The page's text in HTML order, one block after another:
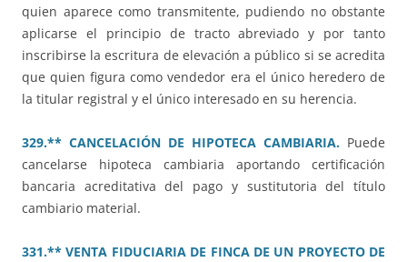
quien aparece como transmitente, pudiendo no obstante
aplicarse el principio de tracto abreviado y por tanto
inscribirse la escritura de elevación a público si se acredita
que quien figura como vendedor era el único heredero de
la titular registral y el único interesado en su herencia.
329.** CANCELACIÓN DE HIPOTECA CAMBIARIA. Puede
cancelarse hipoteca cambiaria aportando certificación
bancaria acreditativa del pago y sustitutoria del título
cambiario material.
331.** VENTA FIDUCIARIA DE FINCA DE UN PROYECTO DE